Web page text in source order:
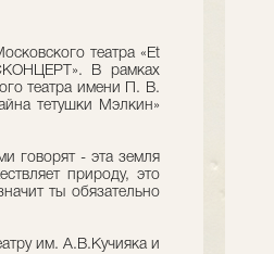
театра «Et
В рамках
театра имени П. В.
тетушки Мэлкин»
говорят - эта земля
природу, это
ты обязательно
им. А.В.Кучияка и